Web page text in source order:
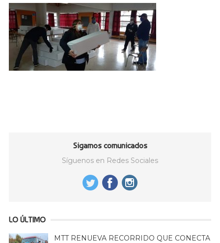
Sigamos comunicados
Síguenos en Redes Sociales
LO ÚLTIMO
MTT RENUEVA RECORRIDO QUE CONECTA